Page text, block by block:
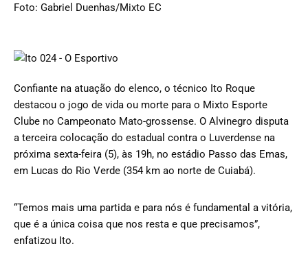
Foto: Gabriel Duenhas/Mixto EC
Confiante na atuação do elenco, o técnico Ito Roque
destacou o jogo de vida ou morte para o Mixto Esporte
Clube no Campeonato Mato-grossense. O Alvinegro disputa
a terceira colocação do estadual contra o Luverdense na
próxima sexta-feira (5), às 19h, no estádio Passo das Emas,
em Lucas do Rio Verde (354 km ao norte de Cuiabá).
“Temos mais uma partida e para nós é fundamental a vitória,
que é a única coisa que nos resta e que precisamos”,
enfatizou Ito.